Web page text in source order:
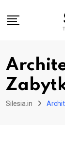
Silesia.in